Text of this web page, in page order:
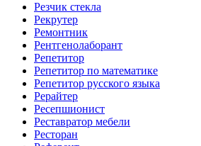
Резчик стекла
Рекрутер
Ремонтник
Рентгенолаборант
Репетитор
Репетитор по математике
Репетитор русского языка
Рерайтер
Ресепшионист
Реставратор мебели
Ресторан